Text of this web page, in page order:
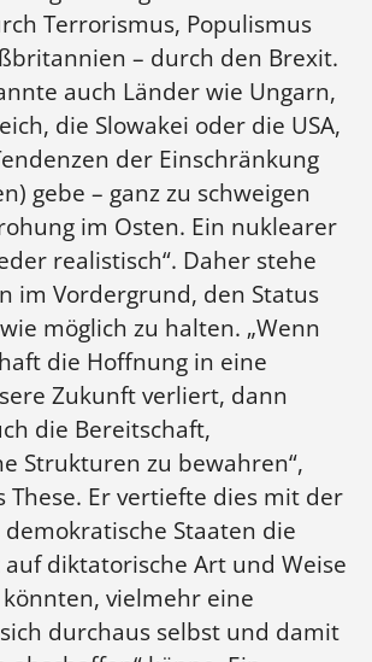
Terrorismus, Populismus
– durch den Brexit.
auch Länder wie Ungarn,
die Slowakei oder die USA,
der Einschränkung
gebe – ganz zu schweigen
im Osten. Ein nuklearer
realistisch“. Daher stehe
im Vordergrund, den Status
möglich zu halten. „Wenn
die Hoffnung in eine
Zukunft verliert, dann
die Bereitschaft,
Strukturen zu bewahren“,
These. Er vertiefte dies mit der
demokratische Staaten die
diktatorische Art und Weise
vielmehr eine
durchaus selbst und damit